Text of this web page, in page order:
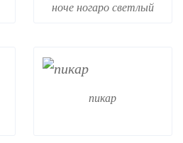
ноче ногаро светлый
пикар